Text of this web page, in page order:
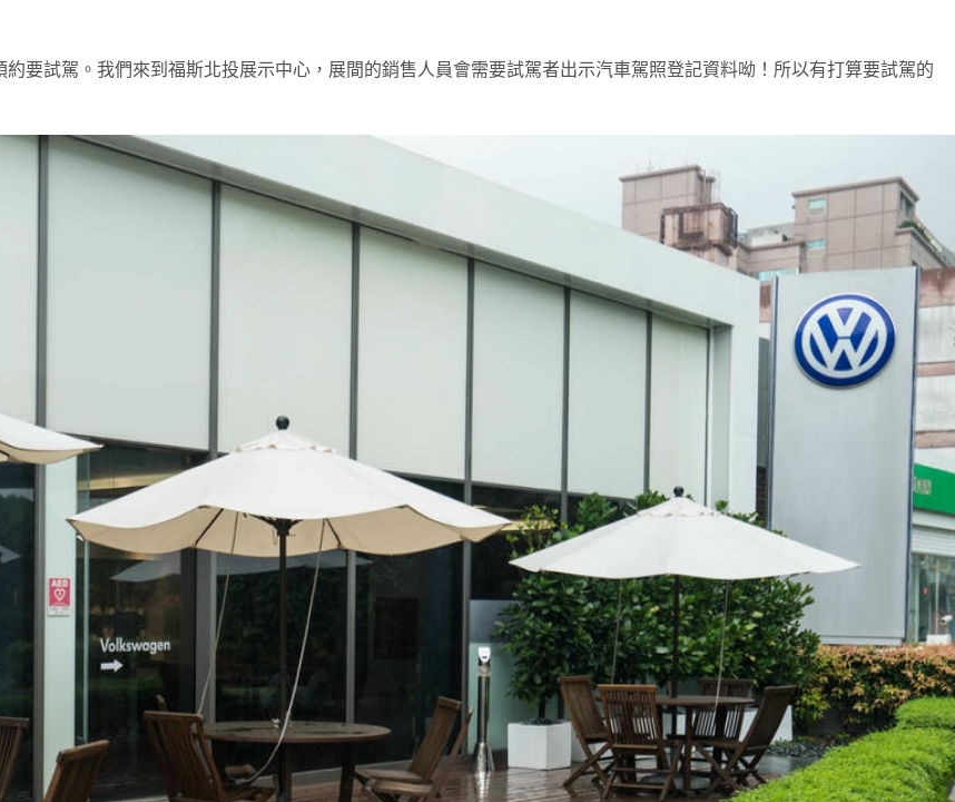
要試駕。我們來到福斯北投展示中心，展間的銷售人員會需要試駕者出示汽車駕照登記資料呦！所以有打算要試駕的